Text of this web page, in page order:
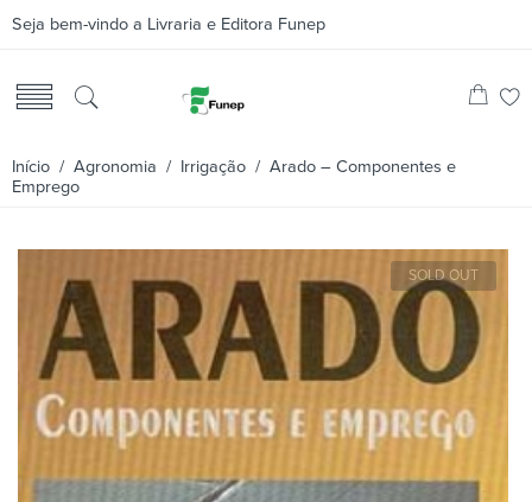
Seja bem-vindo a Livraria e Editora Funep
Início / Agronomia / Irrigação / Arado – Componentes e
Emprego
SOLD OUT